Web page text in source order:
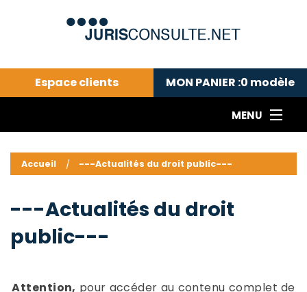
Espace clients MON PANIER :0 modèle
MENU
---Actualités du droit public---
Droit pénal---
Droit privé ---
Abonnement aux actualités
Accueil ---Actualités du droit public---
---Actualités du droit
public---
Attention, pour accéder au contenu complet de